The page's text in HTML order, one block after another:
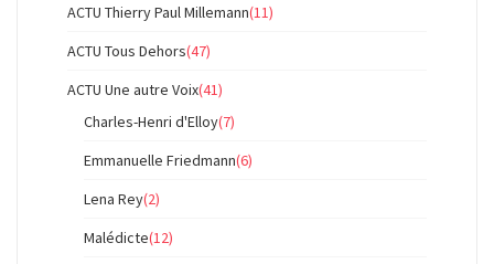
ACTU Thierry Paul Millemann(11)
ACTU Tous Dehors(47)
ACTU Une autre Voix(41)
Charles-Henri d'Elloy(7)
Emmanuelle Friedmann(6)
Lena Rey(2)
Malédicte(12)